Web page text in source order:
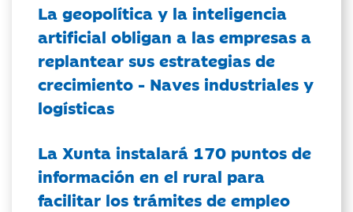
La geopolítica y la inteligencia
artificial obligan a las empresas a
replantear sus estrategias de
crecimiento - Naves industriales y
logísticas
La Xunta instalará 170 puntos de
información en el rural para
facilitar los trámites de empleo